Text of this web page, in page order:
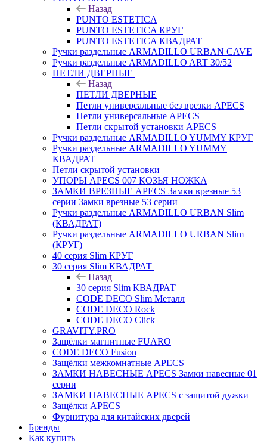
Назад
PUNTO ESTETICA
PUNTO ESTETICA КРУГ
PUNTO ESTETICA КВАДРАТ
Ручки раздельные ARMADILLO URBAN CAVE
Ручки раздельные ARMADILLO ART 30/52
ПЕТЛИ ДВЕРНЫЕ
Назад
ПЕТЛИ ДВЕРНЫЕ
Петли универсальные без врезки APECS
Петли универсальные APECS
Петли скрытой установки APECS
Ручки раздельные ARMADILLO YUMMY КРУГ
Ручки раздельные ARMADILLO YUMMY
КВАДРАТ
Петли скрытой установки
УПОРЫ APECS 007 КОЗЬЯ НОЖКА
ЗАМКИ ВРЕЗНЫЕ APECS Замки врезные 53
серии Замки врезные 53 серии
Ручки раздельные ARMADILLO URBAN Slim
(КВАДРАТ)
Ручки раздельные ARMADILLO URBAN Slim
(КРУГ)
40 серия Slim КРУГ
30 серия Slim КВАДРАТ
Назад
30 серия Slim КВАДРАТ
CODE DECO Slim Металл
CODE DECO Rock
CODE DECO Click
GRAVITY.PRO
Защёлки магнитные FUARO
CODE DECO Fusion
Защёлки межкомнатные APECS
ЗАМКИ НАВЕСНЫЕ APECS Замки навесные 01
серии
ЗАМКИ НАВЕСНЫЕ APECS с защитой дужки
Защёлки APECS
Фурнитура для китайских дверей
Бренды
Как купить